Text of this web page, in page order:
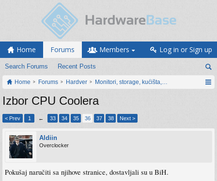
Home Forums
Search Forums Recent Posts
Members Log in or Sign up
Home Forums Hardver Monitori, storage, kućišta, periferija
Izbor CPU Coolera
< Prev 1 ← 33 34 35 36 37 38 Next >
Aldiin
Overclocker
Pokušaj naručiti sa njihove stranice, dostavljali su u BiH.